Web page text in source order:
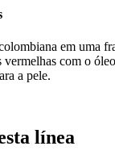
em uma
vermelhas com o
a pele.
línea